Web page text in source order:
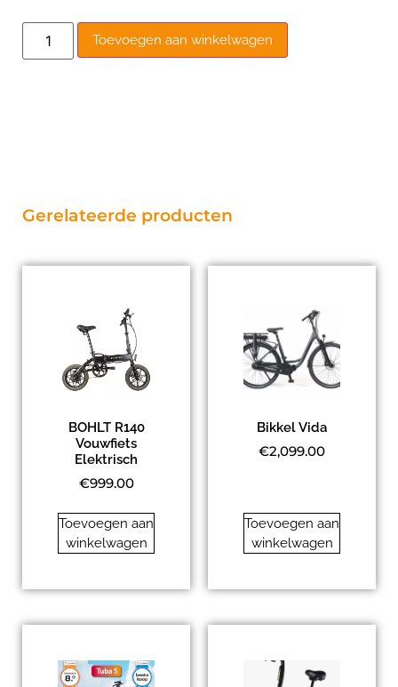
Toevoegen aan winkelwagen
Gerelateerde producten
BOHLT R140
Vouwfiets
Elektrisch
€999.00
Toevoegen aan
winkelwagen
Bikkel Vida
€2,099.00
Toevoegen aan
winkelwagen